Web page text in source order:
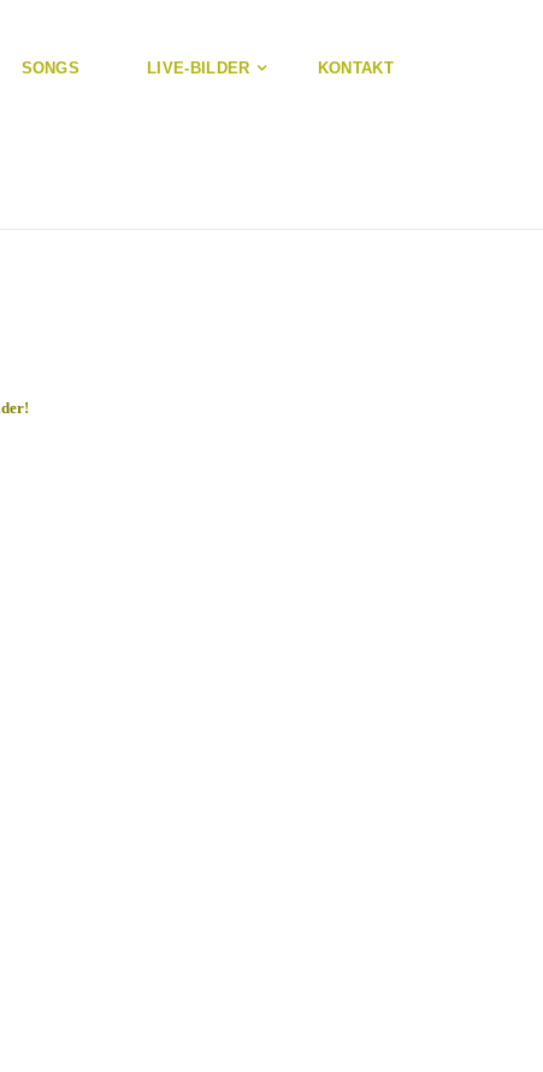
SONGS LIVE-BILDER KONTAKT